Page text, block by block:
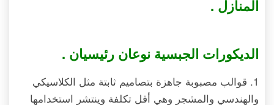
المنازل .
الديكورات الجبسية نوعان رئيسيان .
1. قوالب مصبوبة جاهزة بتصاميم ثابتة مثل الكلاسيكي
والهندسي والمشجر وهي أقل تكلفة وينتشر استخدامها